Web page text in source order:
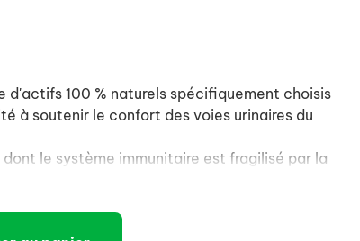
d'actifs 100 % naturels spécifiquement choisis
à soutenir le confort des voies urinaires du
le système immunitaire est fragilisé par la
liée aux traitements dermatologiques.